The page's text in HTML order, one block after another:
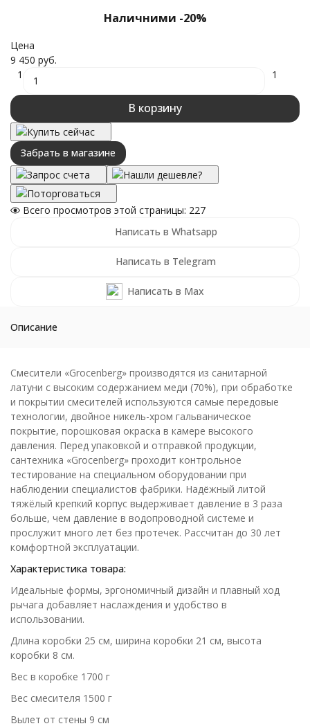
Наличними -20%
Цена
9 450 руб.
1
1
В корзину
Купить сейчас
Забрать в магазине
Запрос счета
Нашли дешевле?
Поторговаться
Всего просмотров этой страницы: 227
Написать в Whatsapp
Написать в Telegram
Написать в Max
Описание
Смесители «Grocenberg» производятся из санитарной
латуни с высоким содержанием меди (70%), при обработке
и покрытии смесителей используются самые передовые
технологии, двойное никель-хром гальваническое
покрытие, порошковая окраска в камере высокого
давления. Перед упаковкой и отправкой продукции,
сантехника «Grocenberg» проходит контрольное
тестирование на специальном оборудовании при
наблюдении специалистов фабрики. Надёжный литой
тяжёлый крепкий корпус выдерживает давление в 3 раза
больше, чем давление в водопроводной системе и
прослужит много лет без протечек. Рассчитан до 30 лет
комфортной эксплуатации.
Характеристика товара:
Идеальные формы, эргономичный дизайн и плавный ход
рычага добавляет наслаждения и удобство в
использовании.
Длина коробки 25 см, ширина коробки 21 см, высота
коробки 8 см.
Вес в коробке 1700 г
Вес смесителя 1500 г
Вылет от стены 9 см